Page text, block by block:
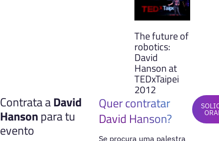
The future of
robotics:
David
Hanson at
TEDxTaipei
2012
Contrata aDavid
Hansonpara tu
evento
Quer contratar
David Hanson?
Se procura uma palestra